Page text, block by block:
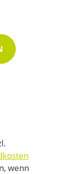
wenn